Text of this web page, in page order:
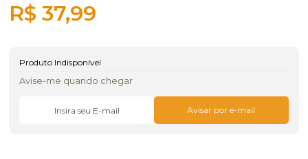
R$ 37,99
Produto Indisponível
Avise-me quando chegar